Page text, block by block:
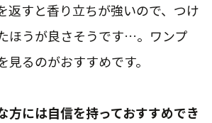
返すと香り立ちが強いので、つけ
ほうが良さそうです…。ワンプ
見るのがおすすめです。
方には自信を持っておすすめでき